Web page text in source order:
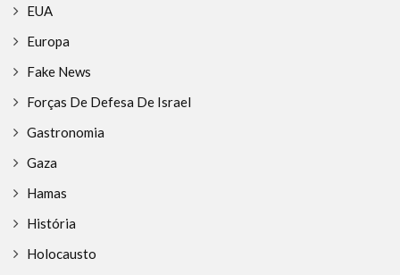
EUA
Europa
Fake News
Forças De Defesa De Israel
Gastronomia
Gaza
Hamas
História
Holocausto